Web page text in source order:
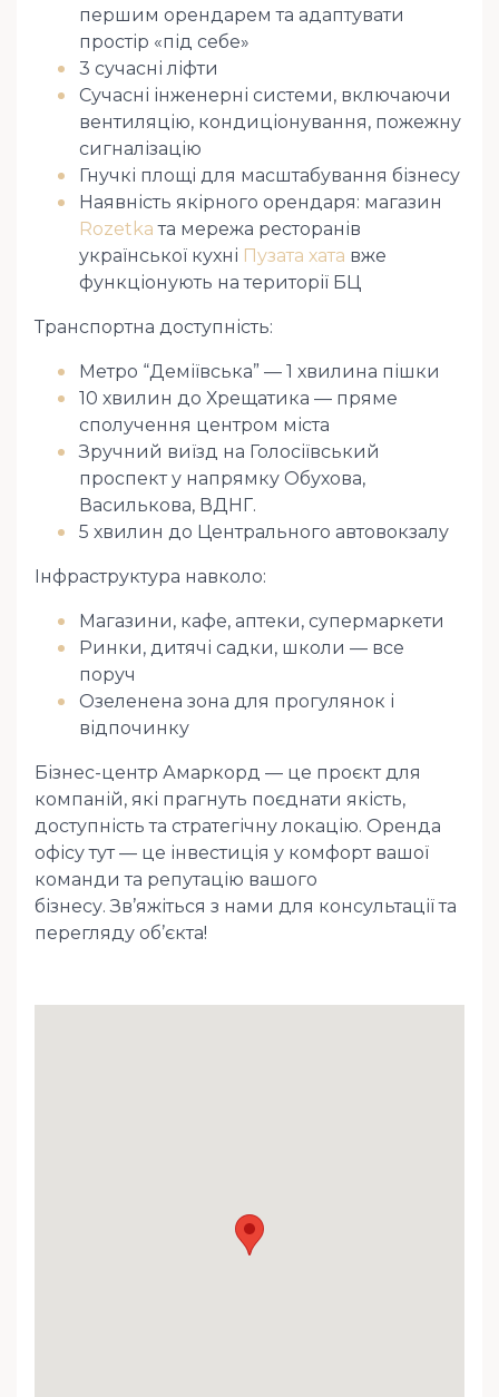
першим орендарем та адаптувати
простір «під себе»
3 сучасні ліфти
Сучасні інженерні системи, включаючи
вентиляцію, кондиціонування, пожежну
сигналізацію
Гнучкі площі для масштабування бізнесу
Наявність якірного орендаря: магазин
Rozetka та мережа ресторанів
української кухні Пузата хата вже
функціонують на території БЦ
Транспортна доступність:
Метро “Деміївська” — 1 хвилина пішки
10 хвилин до Хрещатика — пряме
сполучення центром міста
Зручний виїзд на Голосіївський
проспект у напрямку Обухова,
Василькова, ВДНГ.
5 хвилин до Центрального автовокзалу
Інфраструктура навколо:
Магазини, кафе, аптеки, супермаркети
Ринки, дитячі садки, школи — все
поруч
Озеленена зона для прогулянок і
відпочинку
Бізнес-центр Амаркорд — це проєкт для
компаній, які прагнуть поєднати якість,
доступність та стратегічну локацію. Оренда
офісу тут — це інвестиція у комфорт вашої
команди та репутацію вашого
бізнесу. Зв’яжіться з нами для консультації та
перегляду об’єкта!